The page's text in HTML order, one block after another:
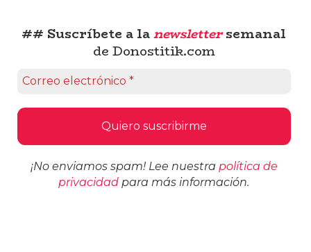
## Suscríbete a lanewslettersemanal
de Donostitik.com
¡No enviamos spam! Lee nuestra política de
privacidad para más información.